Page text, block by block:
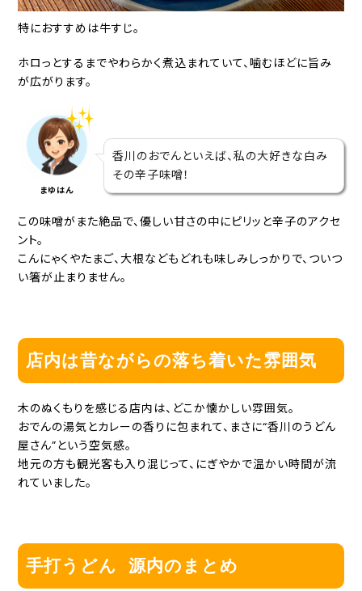
特におすすめは牛すじ。
ホロっとするまでやわらかく煮込まれていて、噛むほどに旨み
が広がります。
まゆはん
香川のおでんといえば、私の大好きな白み
その辛子味噌！
この味噌がまた絶品で、優しい甘さの中にピリッと辛子のアクセ
ント。
こんにゃくやたまご、大根などもどれも味しみしっかりで、ついつ
い箸が止まりません。
店内は昔ながらの落ち着いた雰囲気
木のぬくもりを感じる店内は、どこか懐かしい雰囲気。
おでんの湯気とカレーの香りに包まれて、まさに“香川のうどん
屋さん”という空気感。
地元の方も観光客も入り混じって、にぎやかで温かい時間が流
れていました。
手打うどん 源内のまとめ